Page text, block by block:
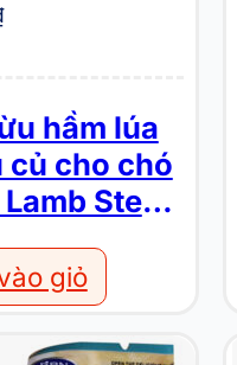
hầm lúa
củ cho chó
Lamb Stew
giỏ